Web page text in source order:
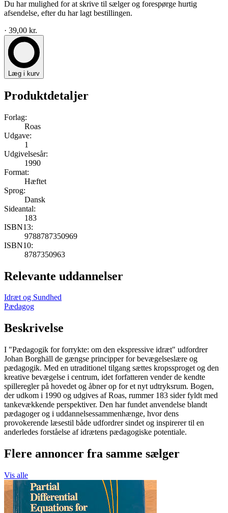
Du har mulighed for at skrive til sælger og forespørge hurtig
afsendelse, efter du har lagt bestillingen.
· 39,00 kr.
Læg i kurv
Produktdetaljer
Forlag:
Roas
Udgave:
1
Udgivelsesår:
1990
Format:
Hæftet
Sprog:
Dansk
Sideantal:
183
ISBN13:
9788787350969
ISBN10:
8787350963
Relevante uddannelser
Idræt og Sundhed
Pædagog
Beskrivelse
I "Pædagogik for forrykte: om den ekspressive idræt" udfordrer
Johan Borghäll de gængse principper for bevægelseslære og
pædagogik. Med en utraditionel tilgang sættes kropssproget og den
kreative bevægelse i centrum, idet forfatteren vender de kendte
spilleregler på hovedet og åbner op for et nyt udtryksrum. Bogen,
der udkom i 1990 og udgives af Roas, rummer 183 sider fyldt med
tankevækkende perspektiver. Den har fundet anvendelse blandt
pædagoger og i uddannelsessammenhænge, hvor dens
provokerende læsestil både udfordrer sindet og inspirerer til en
anderledes forståelse af idrætens pædagogiske potentiale.
Flere annoncer fra samme sælger
Vis alle